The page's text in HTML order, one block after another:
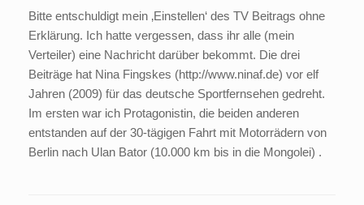
Bitte entschuldigt mein ‚Einstellen‘ des TV Beitrags ohne
Erklärung. Ich hatte vergessen, dass ihr alle (mein
Verteiler) eine Nachricht darüber bekommt. Die drei
Beiträge hat Nina Fingskes (http://www.ninaf.de) vor elf
Jahren (2009) für das deutsche Sportfernsehen gedreht.
Im ersten war ich Protagonistin, die beiden anderen
entstanden auf der 30-tägigen Fahrt mit Motorrädern von
Berlin nach Ulan Bator (10.000 km bis in die Mongolei) .